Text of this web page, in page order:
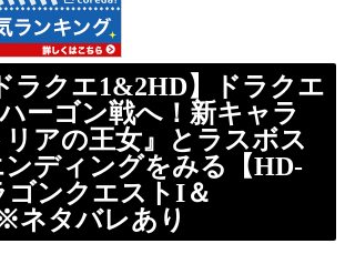
ラクエ1&2HD】ドラクエ
ーゴン戦へ！新キャラ
リアの王女』とラスボス
ディングをみる【HD-
ゴンクエストI＆
ネタバレあり